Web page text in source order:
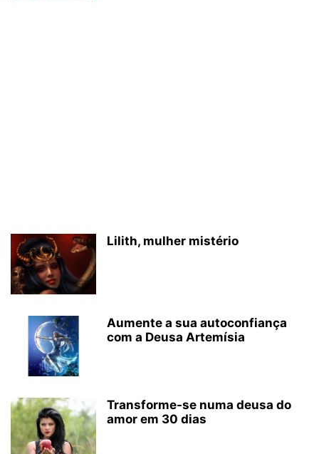
Lilith, mulher mistério
Aumente a sua autoconfiança
com a Deusa Artemísia
Transforme-se numa deusa do
amor em 30 dias